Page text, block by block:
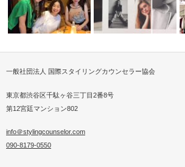
講座」
クイーンに！…
にファッシ…
一般社団法人 国際スタイリングカウンセラー協会
東京都渋谷区千駄ヶ谷三丁目2番8号
第12宮廷マンション802
info＠stylingcounselor.com
090-8179-0550